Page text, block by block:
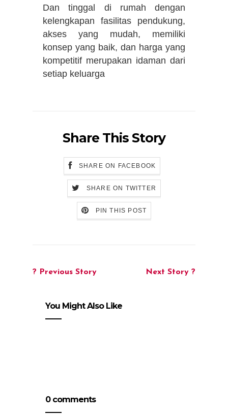
Dan tinggal di rumah dengan
kelengkapan fasilitas pendukung,
akses yang mudah, memiliki
konsep yang baik, dan harga yang
kompetitif merupakan idaman dari
setiap keluarga
Share This Story
SHARE ON FACEBOOK
SHARE ON TWITTER
PIN THIS POST
? Previous Story Next Story ?
You Might Also Like
0 comments